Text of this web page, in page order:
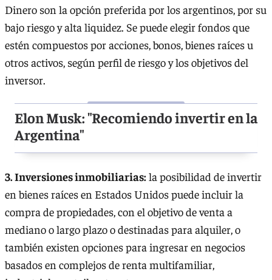
Dinero son la opción preferida por los argentinos, por su
bajo riesgo y alta liquidez. Se puede elegir fondos que
estén compuestos por acciones, bonos, bienes raíces u
otros activos, según perfil de riesgo y los objetivos del
inversor.
Elon Musk: "Recomiendo invertir en la
Argentina"
3. Inversiones inmobiliarias:la posibilidad de invertir
en bienes raíces en Estados Unidos puede incluir la
compra de propiedades, con el objetivo de venta a
mediano o largo plazo o destinadas para alquiler, o
también existen opciones para ingresar en negocios
basados en complejos de renta multifamiliar,